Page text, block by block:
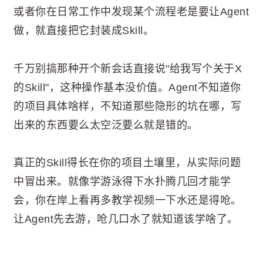
或者你在日常工作中发现某个流程老是要让Agent
做，就直接把它封装成Skill。
千万别搞那种开个新会话直接说"给我写个关于X
的Skill"，这种操作基本没价值。Agent不知道你
的项目具体啥样，不知道那些隐形的坑在哪，写
出来的东西要么太空泛要么就是错的。
真正的Skill得长在你的项目土壤里，从实际问题
中冒出来。就像学游泳得下水扑腾几回才能学
会，你在岸上看再多教学视频一下水还是得呛。
让Agent先去游，呛几口水了就知道该学啥了。